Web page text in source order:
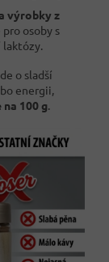
výrobky z
osoby s
laktózy.
o sladší
energii,
100 g.